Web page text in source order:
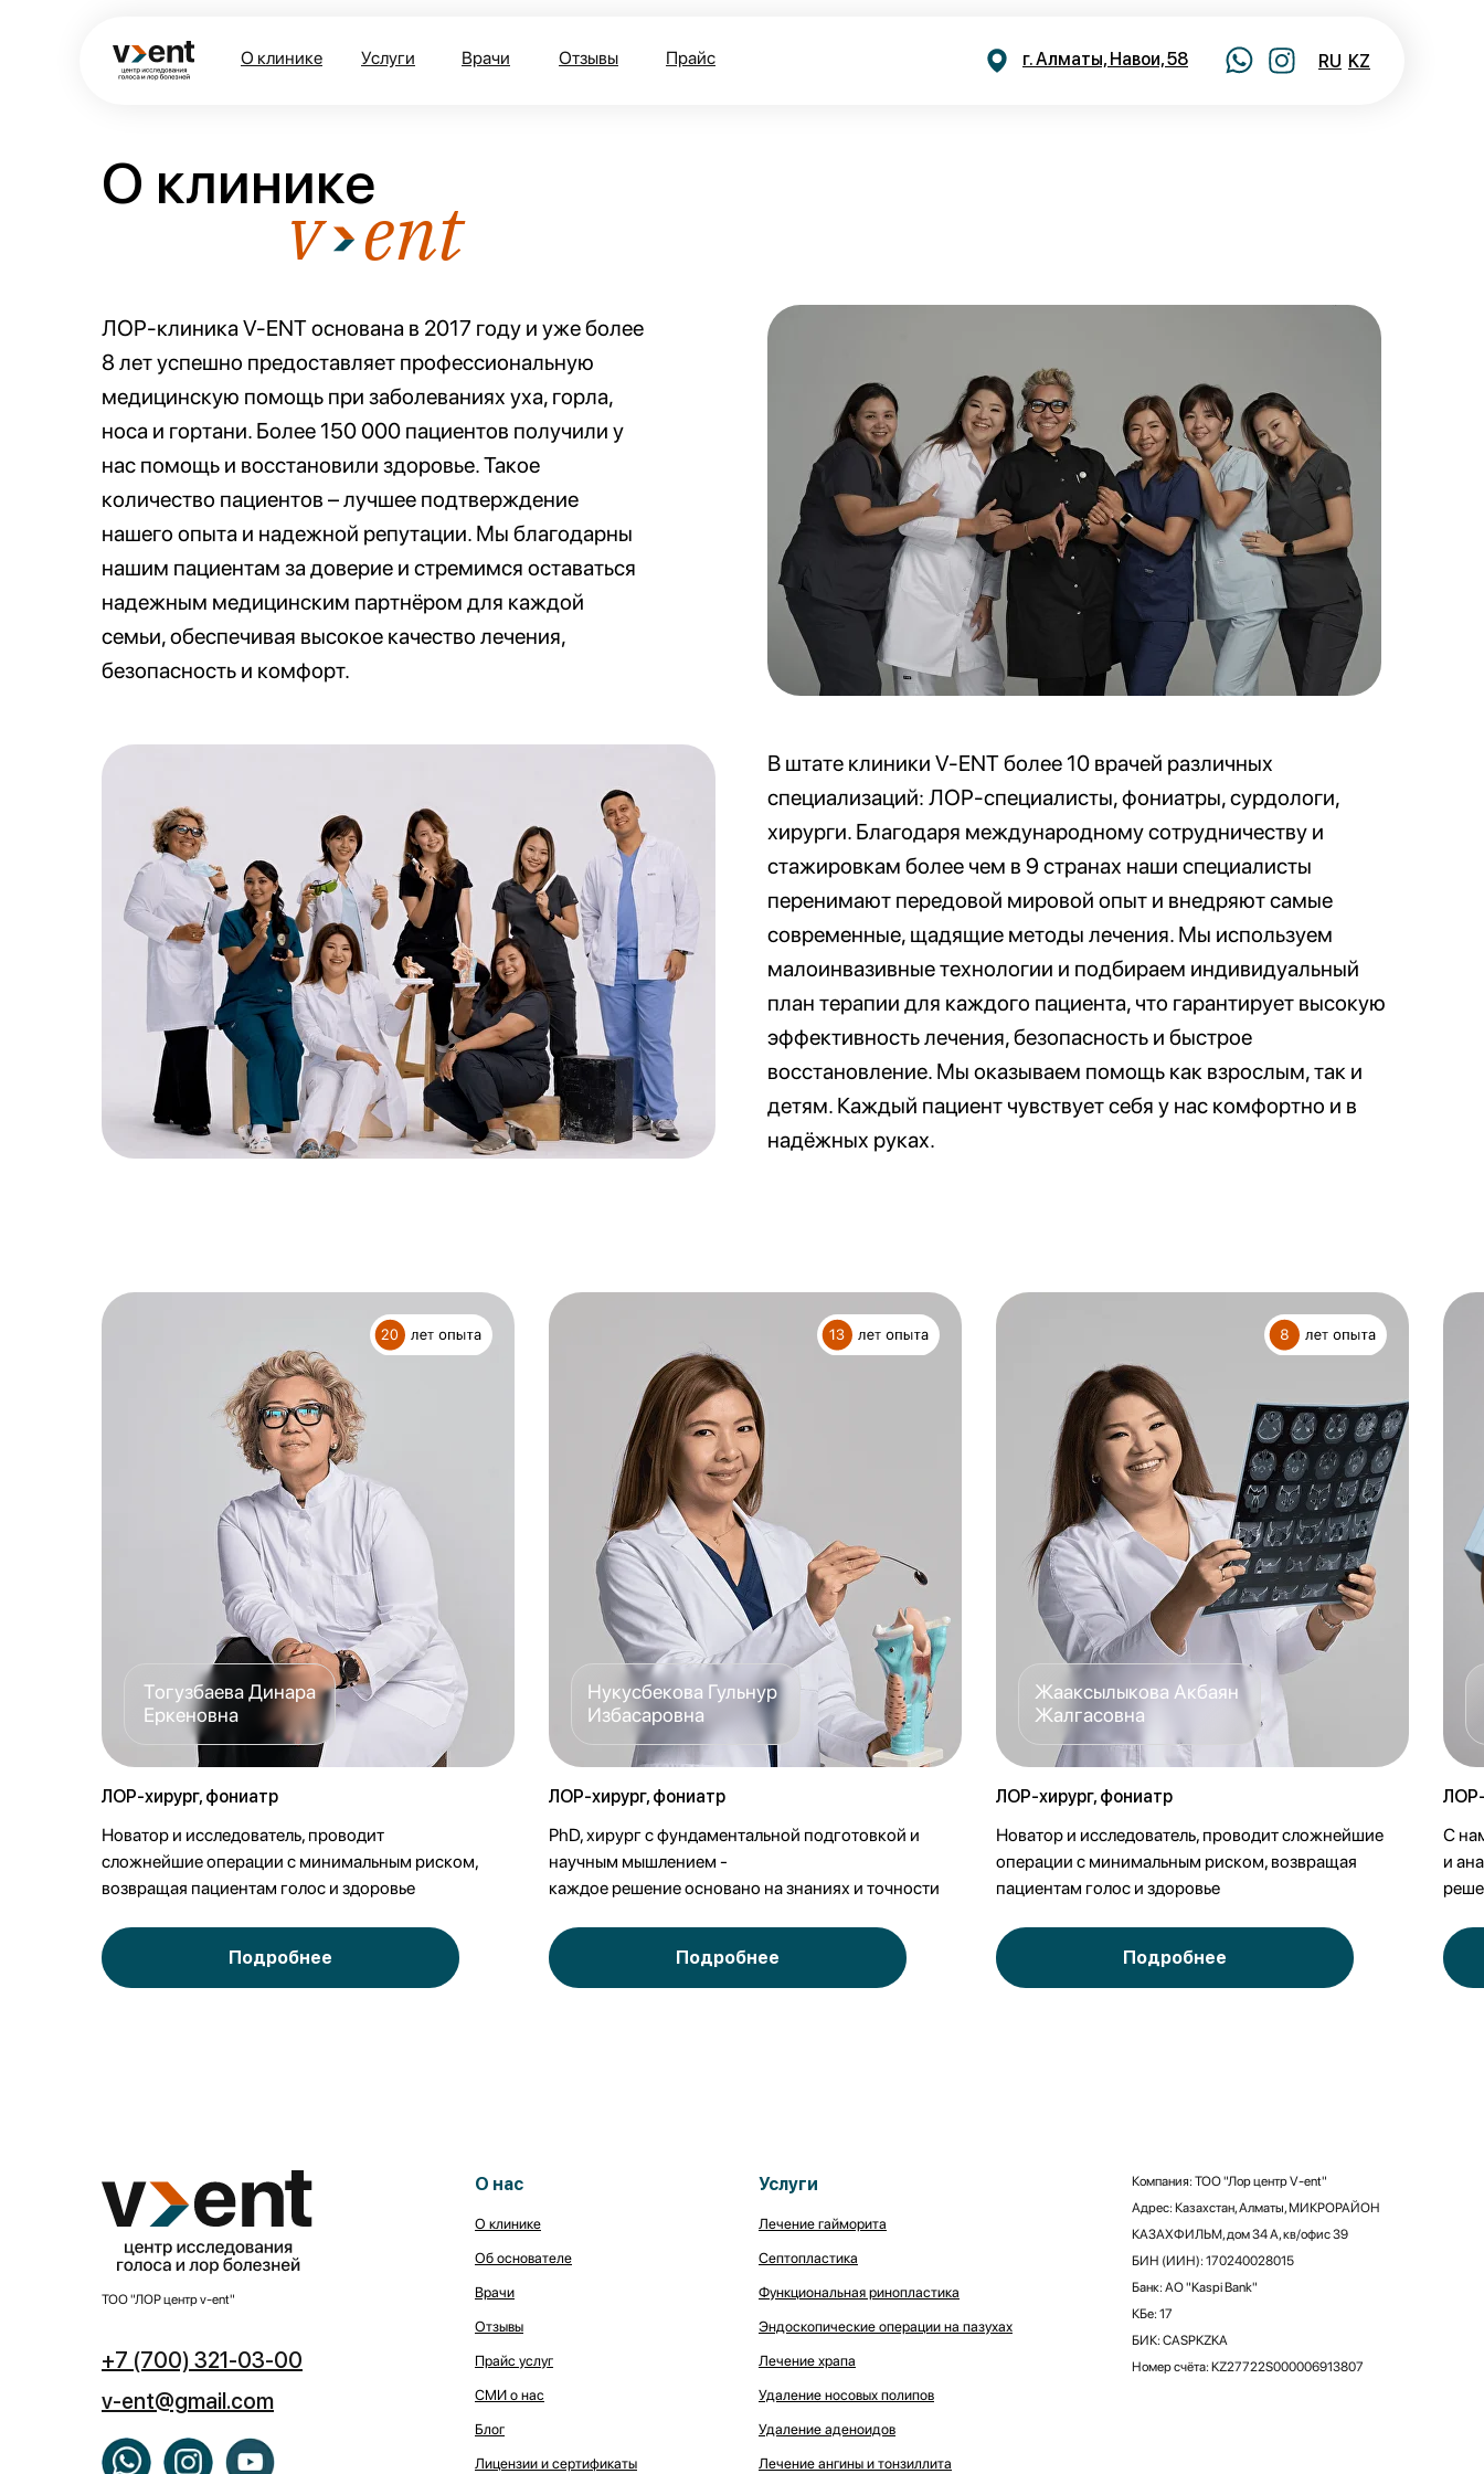
Услуги Врачи Отзывы Прайс
О клинике г. Алматы, Навои, 58 RU KZ
v- ent
О клинике
ЛОР-клиника V-ENT основана в 2017 году и уже более
8 лет успешно предоставляет профессиональную
медицинскую помощь при заболеваниях уха, горла,
носа и гортани. Более 150 000 пациентов получили у
нас помощь и восстановили здоровье. Такое
количество пациентов – лучшее подтверждение
нашего опыта и надежной репутации. Мы благодарны
нашим пациентам за доверие и стремимся оставаться
надежным медицинским партнёром для каждой
семьи, обеспечивая высокое качество лечения,
безопасность и комфорт.
В штате клиники V-ENT более 10 врачей различных
специализаций: ЛОР-специалисты, фониатры, сурдологи,
хирурги. Благодаря международному сотрудничеству и
стажировкам более чем в 9 странах наши специалисты
перенимают передовой мировой опыт и внедряют самые
современные, щадящие методы лечения. Мы используем
малоинвазивные технологии и подбираем индивидуальный
план терапии для каждого пациента, что гарантирует высокую
эффективность лечения, безопасность и быстрое
восстановление. Мы оказываем помощь как взрослым, так и
детям. Каждый пациент чувствует себя у нас комфортно и в
надёжных руках.
Тогузбаева Динара
Еркеновна
ЛОР-хирург, фониатр
Новатор и исследователь, проводит
сложнейшие операции с минимальным риском,
возвращая пациентам голос и здоровье
Подробнее
Нукусбекова Гульнур
Избасаровна
ЛОР-хирург, фониатр
PhD, хирург с фундаментальной подготовкой и
научным мышлением -
каждое решение основано на знаниях и точности
Подробнее
Жааксылыкова Акбаян
Жалгасовна
ЛОР-хирург, фониатр
Новатор и исследователь, проводит сложнейшие
операции с минимальным риском, возвращая
пациентам голос и здоровье
Подробнее
С
и
О нас
О клинике
Об основателе
Врачи
Отзывы
Прайс услуг
СМИ о нас
Блог
Лицензии и сертификаты
Услуги
Лечение гайморита
Септопластика
Функциональная ринопластика
Эндоскопические операции на пазухах
Лечение храпа
Удаление носовых полипов
Удаление аденоидов
Лечение ангины и тонзиллита
Компания: ТОО "Лор центр V-ent"
Адрес: Казахстан, Алматы, МИКРОРАЙОН
КАЗАХФИЛЬМ, дом 34 А, кв/офис 39
БИН (ИИН): 170240028015
Банк: АО "Kaspi Bank"
КБе: 17
БИК: CASPKZKA
Номер счёта: KZ27722S000006913807
ТОО "ЛОР центр v-ent"
+7 (700) 321-03-00
v-ent@gmail.com